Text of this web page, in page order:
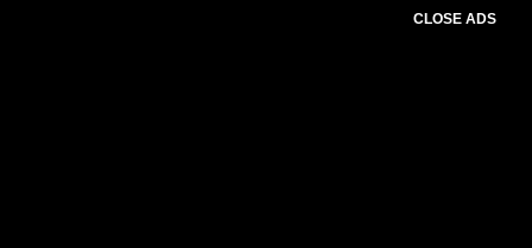
CLOSE ADS